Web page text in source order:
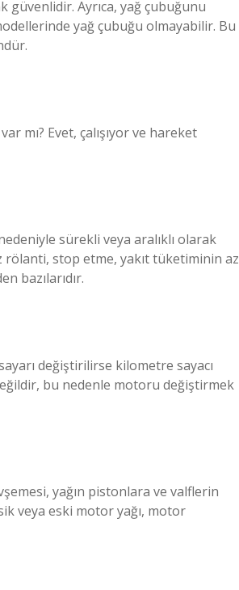
güvenlidir. Ayrıca, yağ çubuğunu
yağ çubuğu olmayabilir. Bu
mı? Evet, çalışıyor ve hareket
sürekli veya aralıklı olarak
rölanti, stop etme, yakıt tüketiminin az
bazılarıdır.
değiştirilirse kilometre sayacı
değildir, bu nedenle motoru değiştirmek
yağın pistonlara ve valflerin
veya eski motor yağı, motor